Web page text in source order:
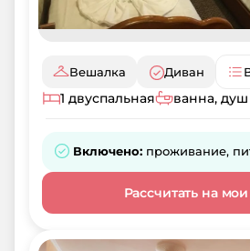
Вешалка Диван
1 двуспальная
ванна, душ
Включено: проживание,
Рассчитать на